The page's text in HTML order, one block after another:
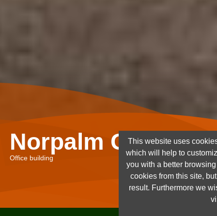
Norpalm Ghana
Office building
This website uses
which will help to
you with a better
cookies from this site,
result. Furthermore we